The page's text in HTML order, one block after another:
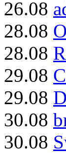
26.08
28.08
28.08
29.08
29.08
30.08
30.08